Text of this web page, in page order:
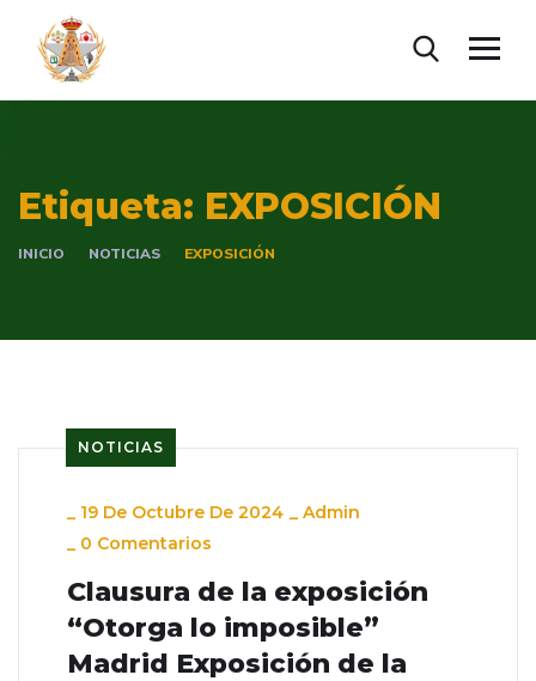
Etiqueta: EXPOSICIÓN
INICIO NOTICIAS EXPOSICIÓN
NOTICIAS
19 De Octubre De 2024
Admin
0 Comentarios
Clausura de la exposición
“Otorga lo imposible”
Madrid Exposición de la